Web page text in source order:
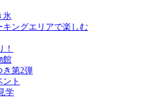
氷
ングエリアで楽しむ
！
館
き第2弾
ント
学